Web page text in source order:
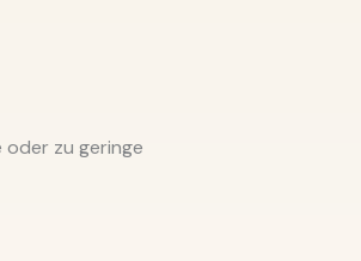
zu geringe